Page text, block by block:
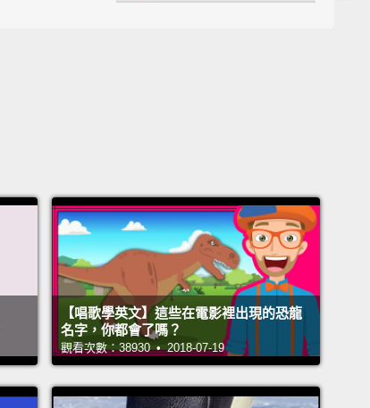
【唱歌學英文】這些在電影裡出現的恐龍
名字，你都會了嗎？
觀看次數：38930 • 2018-07-19